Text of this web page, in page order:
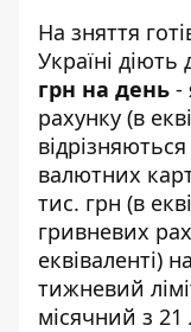
На зняття
Україні
грн на день -
рахунку (в
валютних
тис. грн (в
гривневих
еквіваленті)
тижневий
місячний з